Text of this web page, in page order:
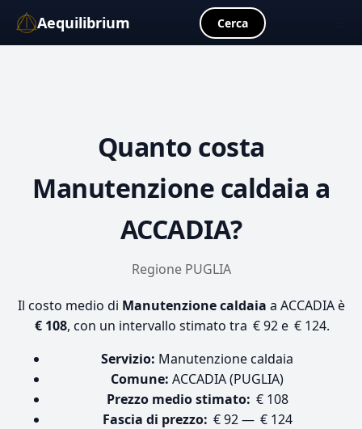
Aequilibrium Cerca
Quanto costa
Manutenzione caldaia a
ACCADIA?
Regione PUGLIA
Il costo medio di Manutenzione caldaia a ACCADIA è
€ 108, con un intervallo stimato tra € 92 e € 124.
Servizio: Manutenzione caldaia
Comune: ACCADIA (PUGLIA)
Prezzo medio stimato: € 108
Fascia di prezzo: € 92 — € 124